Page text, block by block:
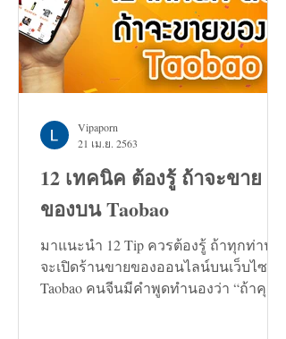
12 เทคนิค ต้องรู้ ถ้าจะขาย
ของบน Taobao
มาแนะนำ 12 Tip ควรต้องรู้ ถ้าทุกท่าน
จะเปิดร้านขายของออนไลน์บนเว็บไซต์
Taobao คนจีนมีคำพูดทำนองว่า “ถ้าคุณ
Vipaporn
21 เม.ย. 2563